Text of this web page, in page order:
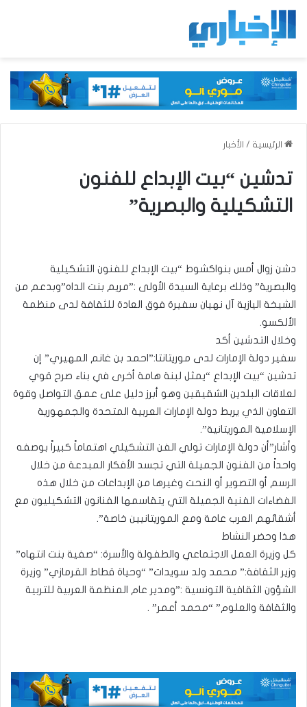
الرئيسية / الأخبار
تدشين “بيت الإبداع للفنون
التشكيلية والبصرية”
دشن زوال أمس بنواكشوط “بيت الإبداع للفنون التشكيلية
والبصرية” وذلك برعاية السيدة الأولى :”مريم بنت الداه”وبدعم من
الشيخة اليازية آل نهيان سفيرة فوق العادة للثقافة لدى منظمة
الألكسو.
وخلال التدشين أكد
سفير دولة الإمارات لدى موريتانتا:”احمد بن غانم المهيري” إن
تدشين “بيت الإبداع “يمثل لبنة هامة أخرى في بناء صرح قوي
لعلاقات البلدين الشقيقين وهو أبرز دليل على عمق التواصل وقوة
التعاون الذي يربط دولة الإمارات العربية المتحدة والجمهورية
الإسلامية الموريتانية”.
وأشار”أن دولة الإمارات تولي الفن التشكيلي اهتماماً كبيراً بوصفه
واحداً من الفنون الجميلة التي تجسد الأفكار المبدعة من خلال
الرسم أو التصوير أو النحت وغيرها من الإبداعات من خلال هذه
الفضاءات الفنية الجميلة التي يتقاسمها الفنانون التشكيليون مع
أشقائهم العرب عامة ومع الموريتانيين خاصة”.
هذا وحضر النشاط
كل وزيرة العمل الاجتماعي والطفولة والأسرة: “صفية بنت انتهاه”
وزير الثقافة:” محمد ولد سويدات” “وحياة قطاط القرمازي” وزيرة
الشؤون الثقافية التونسية :”ومدير عام المنظمة العربية للتربية
والثقافة والعلوم” “محمد أعمر” .